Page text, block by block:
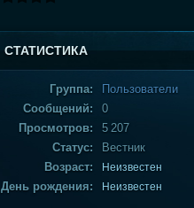
СТАТИСТИКА
Группа:
Пользователи
Сообщений:
0
Просмотров:
5 207
Статус:
Вестник
Возраст:
Неизвестен
День рождения: Неизвестен